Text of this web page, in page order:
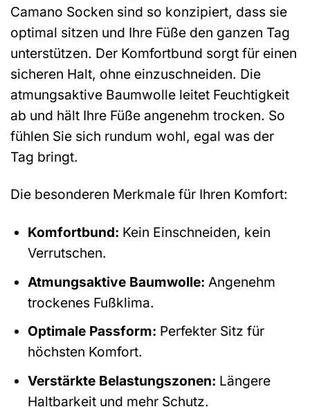
Camano Socken sind so konzipiert, dass sie
optimal sitzen und Ihre Füße den ganzen Tag
unterstützen. Der Komfortbund sorgt für einen
sicheren Halt, ohne einzuschneiden. Die
atmungsaktive Baumwolle leitet Feuchtigkeit
ab und hält Ihre Füße angenehm trocken. So
fühlen Sie sich rundum wohl, egal was der
Tag bringt.
Die besonderen Merkmale für Ihren Komfort:
Komfortbund: Kein Einschneiden, kein
Verrutschen.
Atmungsaktive Baumwolle: Angenehm
trockenes Fußklima.
Optimale Passform: Perfekter Sitz für
höchsten Komfort.
Verstärkte Belastungszonen: Längere
Haltbarkeit und mehr Schutz.